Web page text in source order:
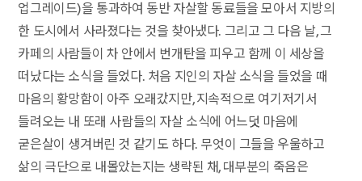
업그레이드)을 통과하여 동반 자살할 동료들을 모아서 지방의
한 도시에서 사라졌다는 것을 찾아냈다. 그리고 그 다음 날, 그
카페의 사람들이 차 안에서 번개탄을 피우고 함께 이 세상을
떠났다는 소식을 들었다. 처음 지인의 자살 소식을 들었을 때
마음의 황망함이 아주 오래갔지만, 지속적으로 여기저기서
들려오는 내 또래 사람들의 자살 소식에 어느덧 마음에
굳은살이 생겨버린 것 같기도 하다. 무엇이 그들을 우울하고
삶의 극단으로 내몰았는지는 생략된 채, 대부분의 죽음은